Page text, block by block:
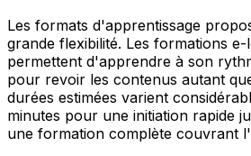
Les formats d'apprentissage
grande flexibilité. Les formations
permettent d'apprendre à son
pour revoir les contenus autant
durées estimées varient
minutes pour une initiation rapide
une formation complète couvrant